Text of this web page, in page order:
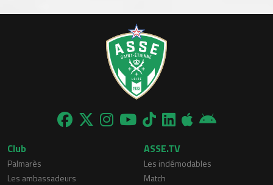
Club
Palmarès
Les ambassadeurs
ASSE.TV
Les indémodables
Match